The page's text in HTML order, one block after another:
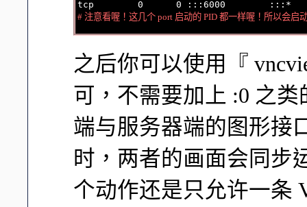
# 注意看喔！这几个 port 启动的 PID 都一样喔！所以会启
之后你可以使用『
可，不需要加上 :0 之
端与服务器端的图形接
时，两者的画面会同步
个动作还是只允许一条